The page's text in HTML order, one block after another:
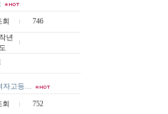
회 746
년
도
자고등…
회 752